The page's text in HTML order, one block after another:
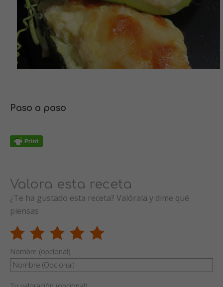
Paso a paso
Valora esta receta
¿Te ha gustado esta receta? Valórala y dime qué
piensas
Nombre (opcional)